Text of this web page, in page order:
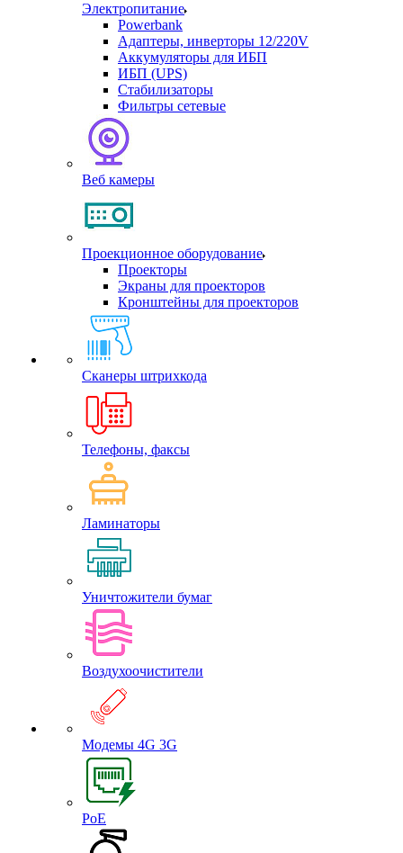
Электропитание
Powerbank
Адаптеры, инверторы 12/220V
Аккумуляторы для ИБП
ИБП (UPS)
Стабилизаторы
Фильтры сетевые
Веб камеры
Проекционное оборудование
Проекторы
Экраны для проекторов
Кронштейны для проекторов
Сканеры штрихкода
Телефоны, факсы
Ламинаторы
Уничтожители бумаг
Воздухоочистители
Модемы 4G 3G
PoE